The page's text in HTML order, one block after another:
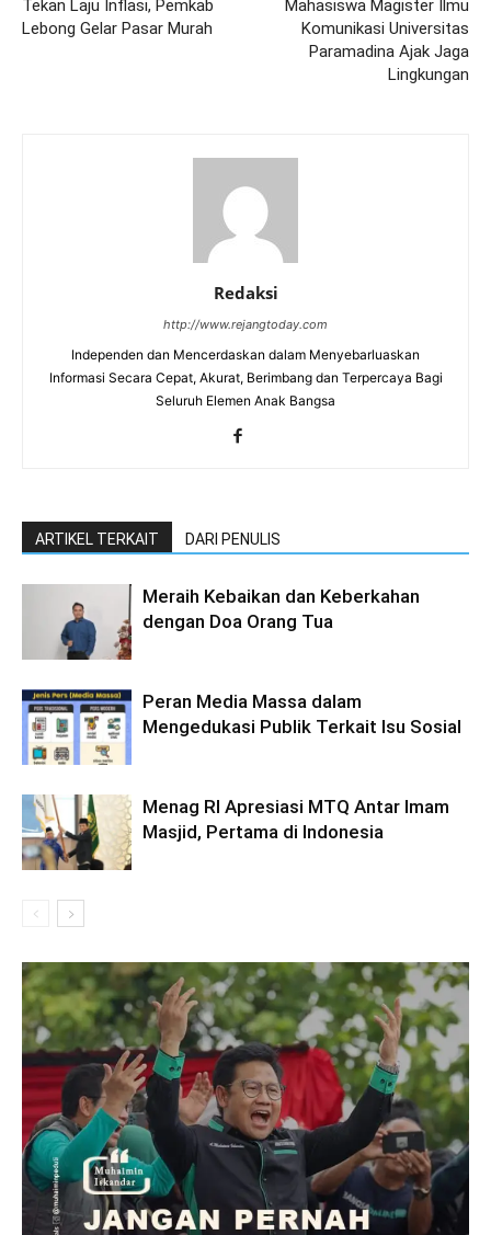
Tekan Laju Inflasi, Pemkab
Lebong Gelar Pasar Murah
Mahasiswa Magister Ilmu
Komunikasi Universitas
Paramadina Ajak Jaga
Lingkungan
Redaksi
http://www.rejangtoday.com
Independen dan Mencerdaskan dalam Menyebarluaskan
Informasi Secara Cepat, Akurat, Berimbang dan Terpercaya Bagi
Seluruh Elemen Anak Bangsa
ARTIKEL TERKAIT DARI PENULIS
Meraih Kebaikan dan Keberkahan
dengan Doa Orang Tua
Peran Media Massa dalam
Mengedukasi Publik Terkait Isu Sosial
Menag RI Apresiasi MTQ Antar Imam
Masjid, Pertama di Indonesia